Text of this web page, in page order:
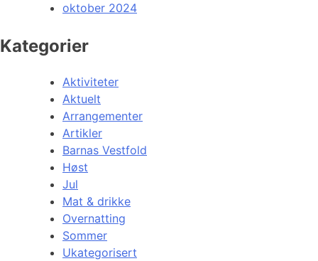
oktober 2024
Kategorier
Aktiviteter
Aktuelt
Arrangementer
Artikler
Barnas Vestfold
Høst
Jul
Mat & drikke
Overnatting
Sommer
Ukategorisert